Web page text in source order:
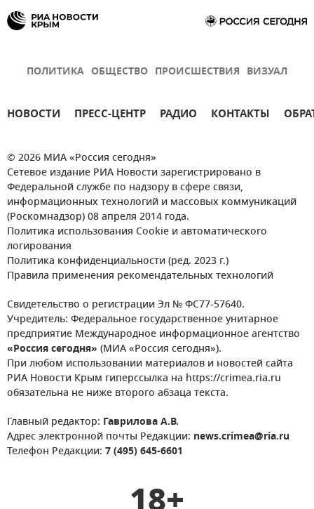
ПОЛИТИКА ОБЩЕСТВО ПРОИСШЕСТВИЯ ВИЗУАЛ
НОВОСТИ ПРЕСС-ЦЕНТР РАДИО КОНТАКТЫ
© 2026 МИА «Россия сегодня»
Сетевое издание РИА Новости зарегистрировано в
Федеральной службе по надзору в сфере связи,
информационных технологий и массовых коммуникаций
(Роскомнадзор) 08 апреля 2014 года.
Политика использования Cookie и автоматического
логирования
Политика конфиденциальности (ред. 2023 г.)
Правила применения рекомендательных технологий
Свидетельство о регистрации Эл № ФС77-57640.
Учредитель: Федеральное государственное унитарное
предприятие Международное информационное агентство
«Россия сегодня» (МИА «Россия сегодня»).
При любом использовании материалов и новостей сайта
РИА Новости Крым гиперссылка на https://crimea.ria.ru
обязательна не ниже второго абзаца текста.
Главный редактор: Гаврилова А.В.
Адрес электронной почты Редакции: news.crimea@ria.ru
Телефон Редакции: 7 (495) 645-6601